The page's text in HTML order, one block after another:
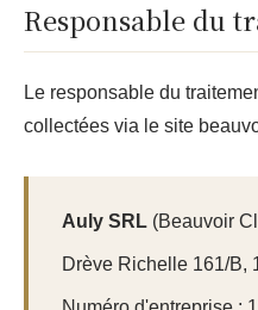
Responsable du
Le responsable du
collectées via le site
Auly SRL (Beauvoir
Drève Richelle 161/B,